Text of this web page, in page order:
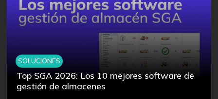
SOLUCIONES
Top SGA 2026: Los 10 mejores software de
gestión de almacenes